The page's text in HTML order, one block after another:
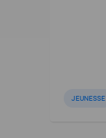
JEUNESSE